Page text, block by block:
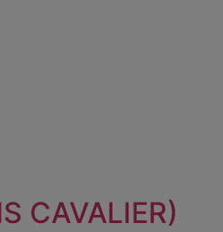
CAVALIER)